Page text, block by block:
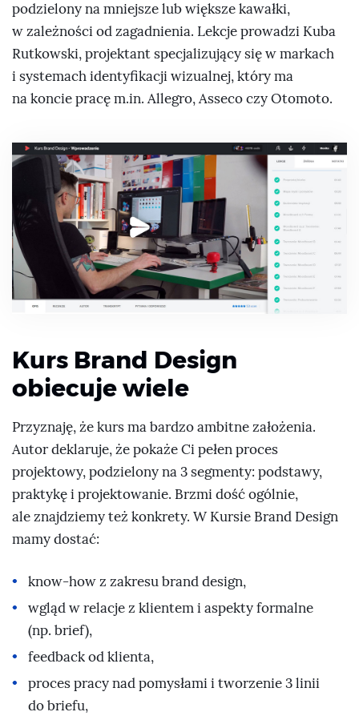
podzielony na mniejsze lub większe kawałki,
w zależności od zagadnienia. Lekcje prowadzi Kuba
Rutkowski, projektant specjalizujący się w markach
i systemach identyfikacji wizualnej, który ma
na koncie pracę m.in. Allegro, Asseco czy Otomoto.
Kurs Brand Design
obiecuje wiele
Przyznaję, że kurs ma bardzo ambitne założenia.
Autor deklaruje, że pokaże Ci pełen proces
projektowy, podzielony na 3 segmenty: podstawy,
praktykę i projektowanie. Brzmi dość ogólnie,
ale znajdziemy też konkrety. W Kursie Brand Design
mamy dostać:
know-how z zakresu brand design,
wgląd w relacje z klientem i aspekty formalne
(np. brief),
feedback od klienta,
proces pracy nad pomysłami i tworzenie 3 linii
do briefu,